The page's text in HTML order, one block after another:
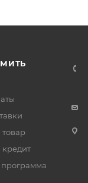
товар
кредит
программа